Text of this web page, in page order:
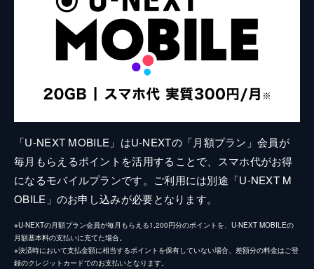
「U-NEXT MOBILE」はU-NEXTの「月額プラン」会員が
毎月もらえるポイントを活用することで、スマホ代がお得
になるモバイルプランです。ご利用には別途「U-NEXT M
OBILE」のお申し込みが必要となります。
※U-NEXTの月額プラン会員が毎月もらえる1,200円分のポイントを、U-NEXT MOBILEの
月額基本料の支払いに充てた場合。
※決済時において支払金額に相当するポイントを保有していない場合、差額分の料金はご登
録のクレジットカードでのお支払いとなります。